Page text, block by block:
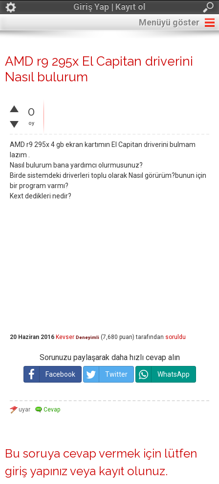
Giriş Yap | Kayıt ol
Menüyü göster
AMD r9 295x El Capitan driverini
Nasıl bulurum
0
oy
AMD r9 295x 4 gb ekran kartımın El Capitan driverini bulmam
lazım .
Nasıl bulurum bana yardımcı olurmusunuz?
Birde sistemdeki driverleri toplu olarak Nasıl görürüm?bunun için
bir program varmı?
Kext dedikleri nedir?
20 Haziran 2016 Kevser Deneyimli (7,680 puan) tarafından soruldu
Sorunuzu paylaşarak daha hızlı cevap alın
Facebook Twitter WhatsApp
Bu soruya cevap vermek için lütfen
giriş yapınız veya kayıt olunuz.